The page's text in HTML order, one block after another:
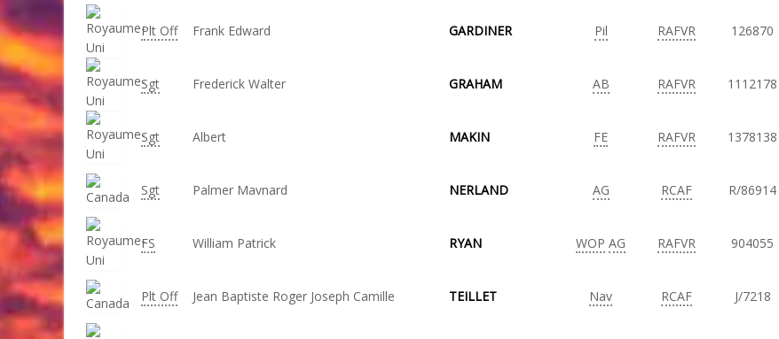
Plt Off Frank Edward GARDINER Pil RAFVR 126870
Sgt Frederick Walter GRAHAM AB RAFVR 1112178
Sgt Albert MAKIN FE RAFVR 1378138
Sgt Palmer Mavnard NERLAND AG RCAF R/86914
FS William Patrick RYAN WOP AG RAFVR 904055
Plt Off Jean Baptiste Roger Joseph Camille TEILLET Nav RCAF J/7218